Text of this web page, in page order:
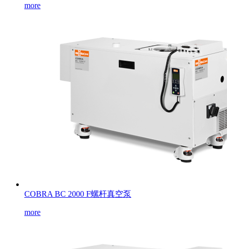
more
COBRA BC 2000 F螺杆真空泵
more